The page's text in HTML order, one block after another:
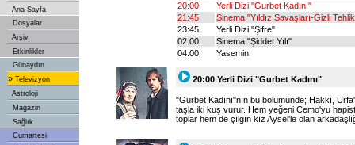
Ana Sayfa
Dosyalar
Arşiv
Etkinlikler
Günaydın
» Televizyon
Astroloji
Magazin
Sağlık
Cumartesi
20:00
Yerli Dizi "Gurbet Kadını"
21:45
Sinema "Yıldız Savaşları-Gizli
23:45
Yerli Dizi "Şifre"
02:00
Sinema "Şiddet Yılı"
04:00
Yasemin
20:00 Yerli Dizi "Gurbet Kadını"
"Gurbet Kadını"nın bu bölümünde; Hakkı,
taşla iki kuş vurur. Hem yeğeni Cemo'yu
toplar hem de çılgın kız Aysel'le olan